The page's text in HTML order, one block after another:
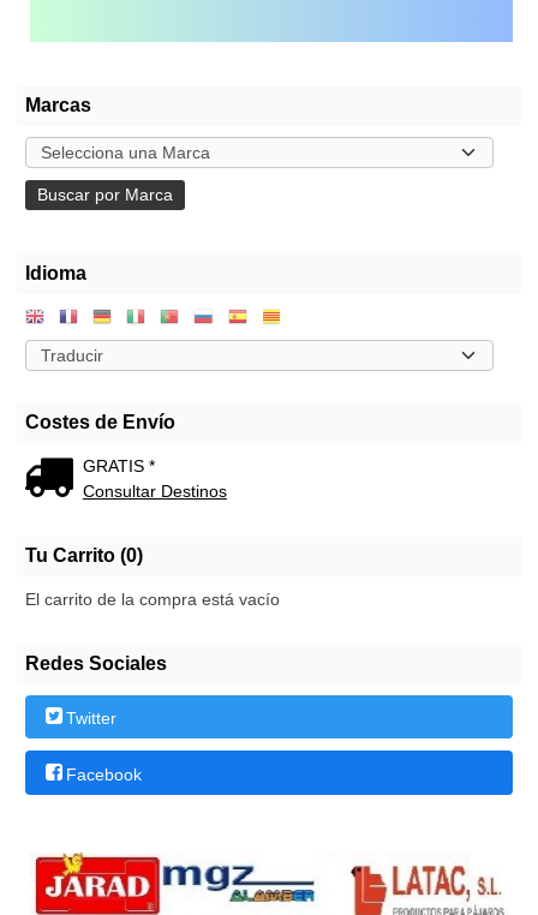
Marcas
Idioma
Costes de Envío
GRATIS *
Consultar Destinos
Tu Carrito (0)
El carrito de la compra está vacío
Redes Sociales
Twitter
Facebook